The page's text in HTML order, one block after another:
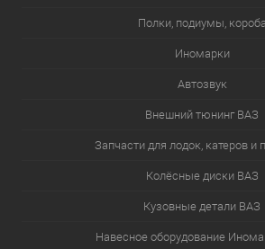
Полки, подиумы, короба
Иномарки
Автозвук
Внешний тюнинг ВАЗ
Запчасти для лодок, катеров и
Колёсные диски ВАЗ
Кузовные детали ВАЗ
Навесное оборудование